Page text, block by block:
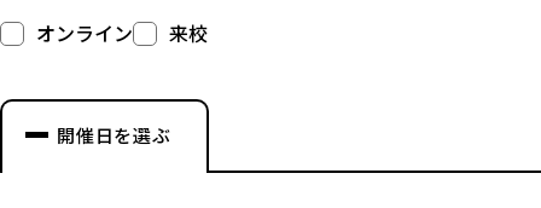
オンライン 来校
開催日を選ぶ